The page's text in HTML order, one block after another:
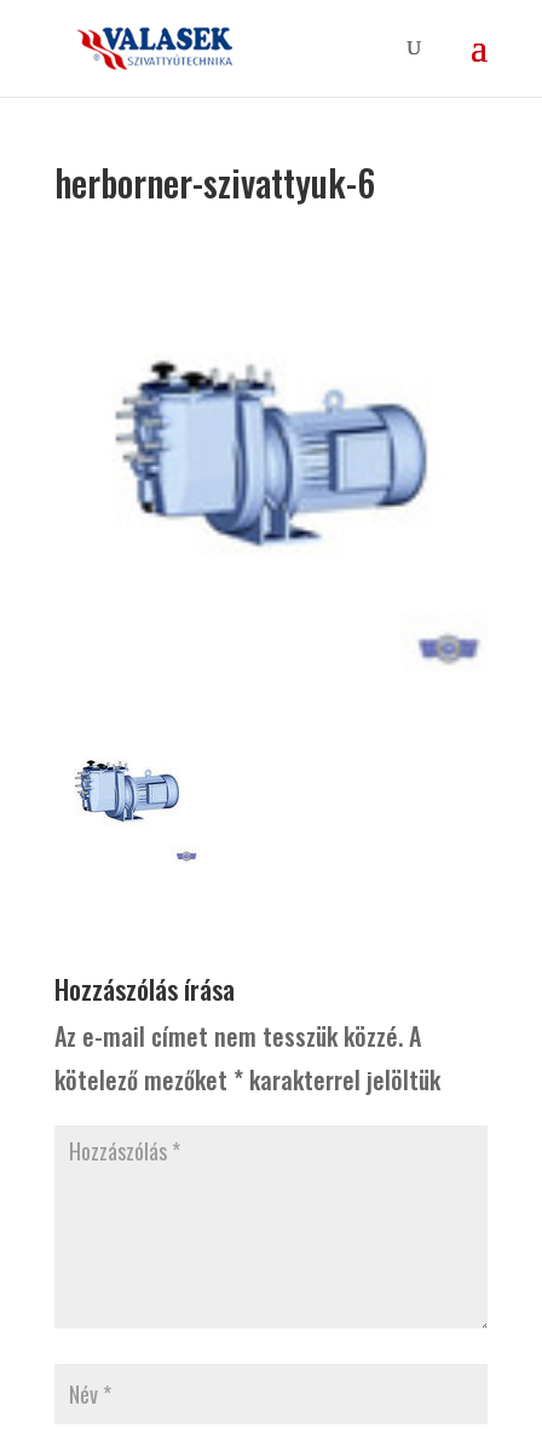
herborner-szivattyuk-6
Hozzászólás írása
Az e-mail címet nem tesszük közzé.A
kötelező mezőket *karakterrel jelöltük